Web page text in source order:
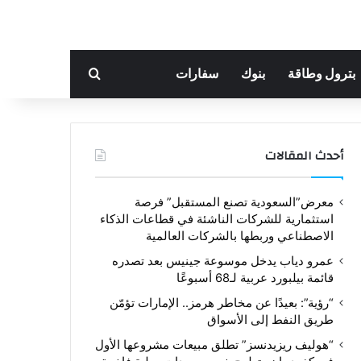
بترول وطاقة بنوك سفارات بحث عن
أحدث المقالات
معرض”السعودية تصنع المستقبل” فرصة
استثمارية للشركات الناشئة في قطاعات الذكاء
الاصطناعي وربطها بالشركات العالمية
عمرو دياب يدخل موسوعة جينيس بعد تصدره
قائمة بيلبورد عربية لـ68 أسبوعًا
“رؤية”: بعيدًا عن مخاطر هرمز.. الإمارات تؤمّن
طريق النفط إلى الأسواق
“هوليف ريزيدنسز” تطلق مبيعات مشروعها الأول